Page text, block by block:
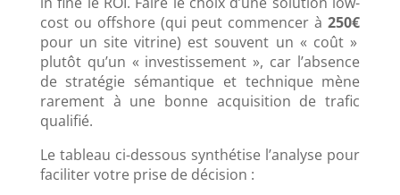
cost ou offshore (qui peut commencer à250€
pour un site vitrine) est souvent un « coût »
plutôt qu’un « investissement », car l’absence
de stratégie sémantique et technique mène
rarement à une bonne acquisition de trafic
qualifié.
Le tableau ci-dessous synthétise l’analyse pour
faciliter votre prise de décision :